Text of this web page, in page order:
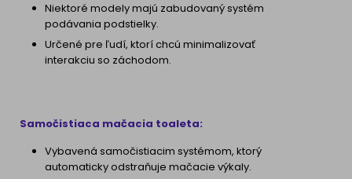
Niektoré modely majú zabudovaný systém
podávania podstielky.
Určené pre ľudí, ktorí chcú minimalizovať
interakciu so záchodom.
Samočistiaca mačacia toaleta:
Vybavená samočistiacim systémom, ktorý
automaticky odstraňuje mačacie výkaly.